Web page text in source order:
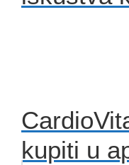
kupiti u